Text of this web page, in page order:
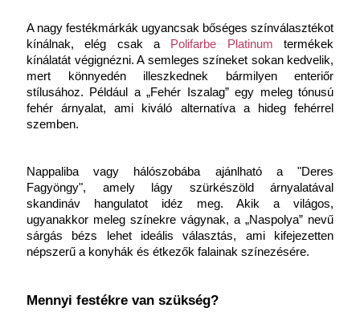
A nagy festékmárkák ugyancsak bőséges színválasztékot
kínálnak, elég csak a
Polifarbe Platinum termékek
kínálatát végignézni. A semleges színeket sokan kedvelik,
mert könnyedén illeszkednek bármilyen enteriőr
stílusához. Például a „Fehér Iszalag” egy meleg tónusú
fehér árnyalat, ami kiváló alternatíva a hideg fehérrel
szemben.
Nappaliba vagy hálószobába ajánlható a "Deres
Fagyöngy", amely lágy szürkészöld árnyalatával
skandináv hangulatot idéz meg. Akik a világos,
ugyanakkor meleg színekre vágynak, a „Naspolya” nevű
sárgás bézs lehet ideális választás, ami kifejezetten
népszerű a konyhák és étkezők falainak színezésére.
Mennyi festékre van szükség?